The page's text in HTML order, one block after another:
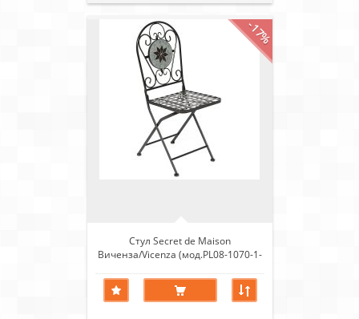
-17%
Стул Secret de Maison
Виченза/Vicenza (мод.PL08-1070-1-
"астра"